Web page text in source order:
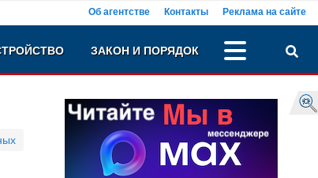
Об агентстве Контакты Реклама на сайте
ЗАКОН И ПОРЯДОК